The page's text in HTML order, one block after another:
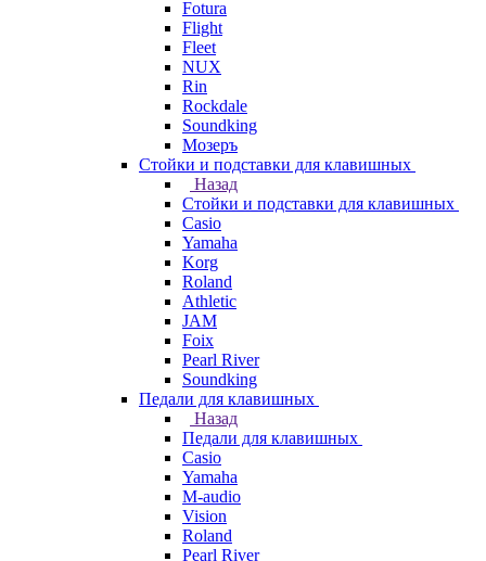
Fotura
Flight
Fleet
NUX
Rin
Rockdale
Soundking
Мозеръ
Стойки и подставки для клавишных
Назад
Стойки и подставки для клавишных
Casio
Yamaha
Korg
Roland
Athletic
JAM
Foix
Pearl River
Soundking
Педали для клавишных
Назад
Педали для клавишных
Casio
Yamaha
M-audio
Vision
Roland
Pearl River